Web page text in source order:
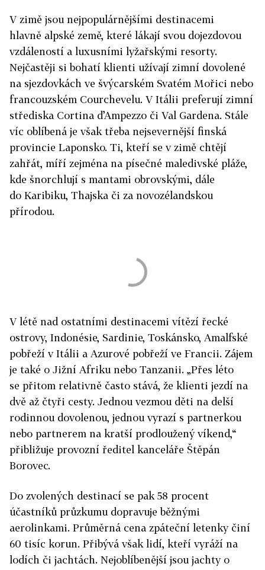
V zimě jsou nejpopulárnějšími destinacemi
hlavně alpské země, které lákají svou dojezdovou
vzdáleností a luxusními lyžařskými resorty.
Nejčastěji si bohatí klienti užívají zimní dovolené
na sjezdovkách ve švýcarském Svatém Mořici nebo
francouzském Courchevelu. V Itálii preferují zimní
střediska Cortina d’Ampezzo či Val Gardena. Stále
víc oblíbená je však třeba nejsevernější finská
provincie Laponsko. Ti, kteří se v zimě chtějí
zahřát, míří zejména na písečné maledivské pláže,
kde šnorchlují s mantami obrovskými, dále
do Karibiku, Thajska či za novozélandskou
přírodou.
V létě nad ostatními destinacemi vítězí řecké
ostrovy, Indonésie, Sardinie, Toskánsko, Amalfské
pobřeží v Itálii a Azurové pobřeží ve Francii. Zájem
je také o Jižní Afriku nebo Tanzanii. „Přes léto
se přitom relativně často stává, že klienti jezdí na
dvě až čtyři cesty. Jednou vezmou děti na delší
rodinnou dovolenou, jednou vyrazí s partnerkou
nebo partnerem na kratší prodloužený víkend,“
přibližuje provozní ředitel kanceláře Štěpán
Borovec.
Do zvolených destinací se pak 58 procent
účastníků průzkumu dopravuje běžnými
aerolinkami. Průměrná cena zpáteční letenky činí
60 tisíc korun. Přibývá však lidí, kteří vyráží na
lodích či jachtách. Nejoblíbenější jsou jachty o